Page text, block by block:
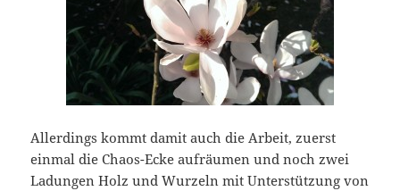
Allerdings kommt damit auch die Arbeit, zuerst
einmal die Chaos-Ecke aufräumen und noch zwei
Ladungen Holz und Wurzeln mit Unterstützung von